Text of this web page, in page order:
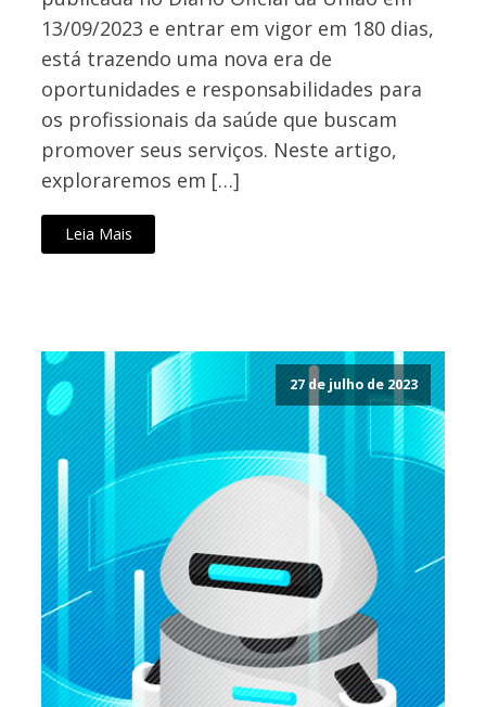
13/09/2023 e entrar em vigor em 180 dias,
está trazendo uma nova era de
oportunidades e responsabilidades para
os profissionais da saúde que buscam
promover seus serviços. Neste artigo,
exploraremos em […]
Leia Mais
27 de julho de 2023